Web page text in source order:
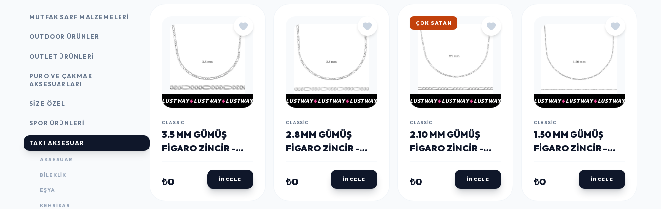
MUTFAK SARF MALZEMELERI
OUTDOOR ÜRÜNLER
OUTLET ÜRÜNLERI
PURO VE ÇAKMAK
AKSESUARLARI
SIZE ÖZEL
SPOR ÜRÜNLERI
TAKI AKSESUAR
AKSESUAR
BILEKLIK
EŞYA
KEHRIBAR
LUSTWAY LUSTWAY LUSTWAY
CLASSIC
3.5 MM GÜMÜŞ
FIGARO ZINCIR -
₺0 İNCELE
LUSTWAY LUSTWAY LUSTWAY
CLASSIC
2.8 MM GÜMÜŞ
FIGARO ZINCIR -
₺0 İNCELE
ÇOK SATAN
LUSTWAY LUSTWAY LUSTWAY
CLASSIC
2.10 MM GÜMÜŞ
FIGARO ZINCIR -
₺0 İNCELE
LUSTWAY LUSTWAY LUSTWAY
CLASSIC
1.50 MM GÜMÜŞ
FIGARO ZINCIR -
₺0 İNCELE